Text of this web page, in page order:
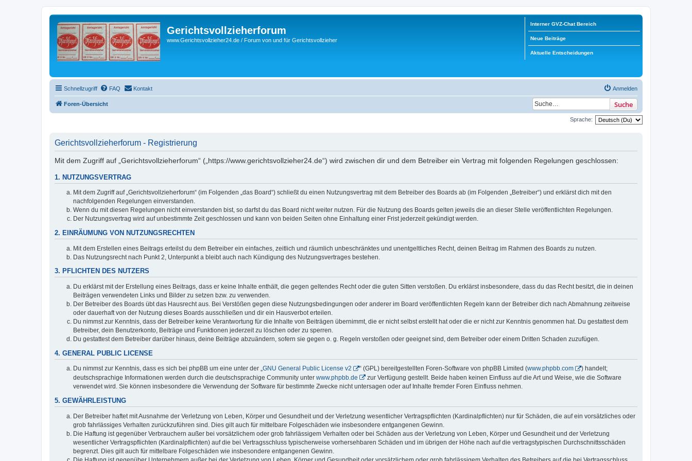
Gerichtsvollzieherforum
www.Gerichtsvollzieher24.de / Forum von und für Gerichtsvollzieher
Interner GVZ-Chat Bereich
Neue Beiträge
Aktuelle Entscheidungen
Schnellzugriff FAQ Kontakt Anmelden
Foren-Übersicht Suche
Sprache:
Gerichtsvollzieherforum - Registrierung
Mit dem Zugriff auf „Gerichtsvollzieherforum“ („https://www.gerichtsvollzieher24.de“) wird zwischen dir und dem Betreiber ein Vertrag mit folgenden Regelungen geschlossen:
1. NUTZUNGSVERTRAG
Mit dem Zugriff auf „Gerichtsvollzieherforum“ (im Folgenden „das Board“) schließt du einen Nutzungsvertrag mit dem Betreiber des Boards ab (im Folgenden „Betreiber“) und erklärst dich mit den
nachfolgenden Regelungen einverstanden.
Wenn du mit diesen Regelungen nicht einverstanden bist, so darfst du das Board nicht weiter nutzen. Für die Nutzung des Boards gelten jeweils die an dieser Stelle veröffentlichten Regelungen.
Der Nutzungsvertrag wird auf unbestimmte Zeit geschlossen und kann von beiden Seiten ohne Einhaltung einer Frist jederzeit gekündigt werden.
2. EINRÄUMUNG VON NUTZUNGSRECHTEN
Mit dem Erstellen eines Beitrags erteilst du dem Betreiber ein einfaches, zeitlich und räumlich unbeschränktes und unentgeltliches Recht, deinen Beitrag im Rahmen des Boards zu nutzen.
Das Nutzungsrecht nach Punkt 2, Unterpunkt a bleibt auch nach Kündigung des Nutzungsvertrages bestehen.
3. PFLICHTEN DES NUTZERS
Du erklärst mit der Erstellung eines Beitrags, dass er keine Inhalte enthält, die gegen geltendes Recht oder die guten Sitten verstoßen. Du erklärst insbesondere, dass du das Recht besitzt, die in deinen
Beiträgen verwendeten Links und Bilder zu setzen bzw. zu verwenden.
Der Betreiber des Boards übt das Hausrecht aus. Bei Verstößen gegen diese Nutzungsbedingungen oder anderer im Board veröffentlichten Regeln kann der Betreiber dich nach Abmahnung zeitweise
oder dauerhaft von der Nutzung dieses Boards ausschließen und dir ein Hausverbot erteilen.
Du nimmst zur Kenntnis, dass der Betreiber keine Verantwortung für die Inhalte von Beiträgen übernimmt, die er nicht selbst erstellt hat oder die er nicht zur Kenntnis genommen hat. Du gestattest dem
Betreiber, dein Benutzerkonto, Beiträge und Funktionen jederzeit zu löschen oder zu sperren.
Du gestattest dem Betreiber darüber hinaus, deine Beiträge abzuändern, sofern sie gegen o. g. Regeln verstoßen oder geeignet sind, dem Betreiber oder einem Dritten Schaden zuzufügen.
4. GENERAL PUBLIC LICENSE
Du nimmst zur Kenntnis, dass es sich bei phpBB um eine unter der „GNU General Public License v2 “ (GPL) bereitgestellten Foren-Software von phpBB Limited (www.phpbb.com
) handelt;
deutschsprachige Informationen werden durch die deutschsprachige Community unter www.phpbb.de
zur Verfügung gestellt. Beide haben keinen Einfluss auf die Art und Weise, wie die Software
verwendet wird. Sie können insbesondere die Verwendung der Software für bestimmte Zwecke nicht untersagen oder auf Inhalte fremder Foren Einfluss nehmen.
5. GEWÄHRLEISTUNG
Der Betreiber haftet mit Ausnahme der Verletzung von Leben, Körper und Gesundheit und der Verletzung wesentlicher Vertragspflichten (Kardinalpflichten) nur für Schäden, die auf ein vorsätzliches oder
grob fahrlässiges Verhalten zurückzuführen sind. Dies gilt auch für mittelbare Folgeschäden wie insbesondere entgangenen Gewinn.
Die Haftung ist gegenüber Verbrauchern außer bei vorsätzlichem oder grob fahrlässigem Verhalten oder bei Schäden aus der Verletzung von Leben, Körper und Gesundheit und der Verletzung
wesentlicher Vertragspflichten (Kardinalpflichten) auf die bei Vertragsschluss typischerweise vorhersehbaren Schäden und im übrigen der Höhe nach auf die vertragstypischen Durchschnittsschäden
begrenzt. Dies gilt auch für mittelbare Folgeschäden wie insbesondere entgangenen Gewinn.